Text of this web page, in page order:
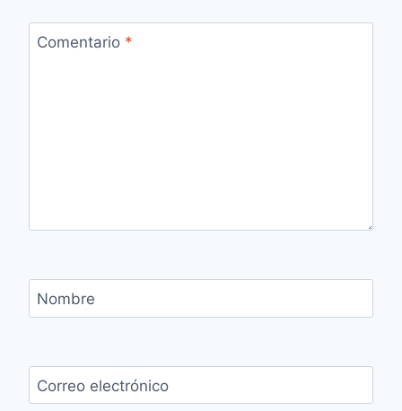
Comentario *
Nombre
Correo electrónico